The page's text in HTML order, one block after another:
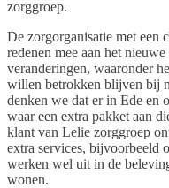
zorggroep.
De zorgorganisatie met een
redenen mee aan het
veranderingen, waaronder
willen betrokken blijven bij
denken we dat er in Ede en
waar een extra pakket aan
klant van Lelie zorggroep
extra services, bijvoorbeeld
werken wel uit in de
wonen.